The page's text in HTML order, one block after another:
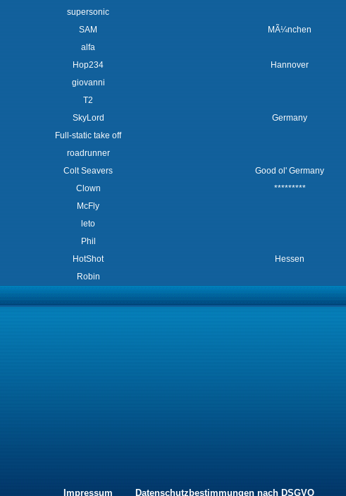
supersonic
SAM MÃ¼nchen
alfa
Hop234 Hannover
giovanni
T2
SkyLord Germany
Full-static take off
roadrunner
Colt Seavers Good ol' Germany
Clown *********
McFly
leto
Phil
HotShot Hessen
Robin
Impressum Datenschutzbestimmungen nach DSGVO